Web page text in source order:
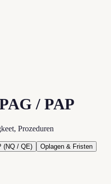
/ PAP
Prozeduren
(NQ / QE) Oplagen & Fristen